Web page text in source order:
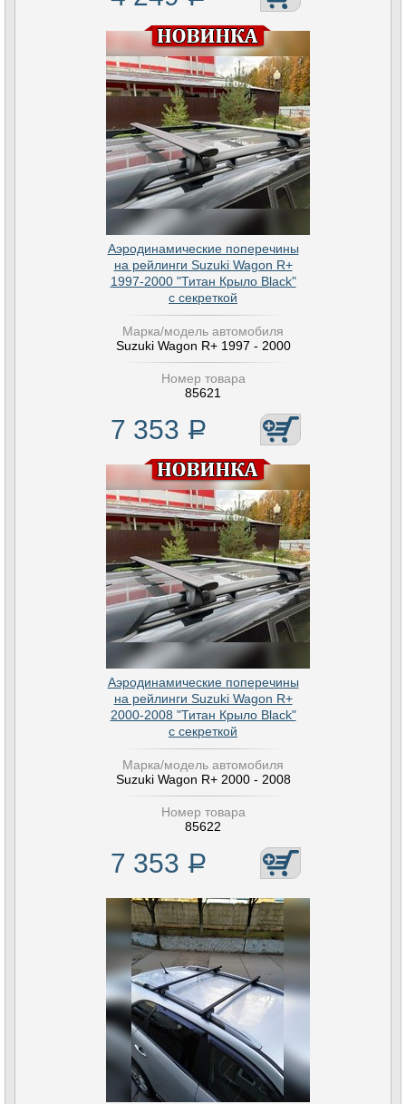
Аэродинамические поперечины
на рейлинги Suzuki Wagon R+
1997-2000 "Титан Крыло Black"
с секреткой
Марка/модель автомобиля
Suzuki Wagon R+ 1997 - 2000
Номер товара
85621
7 353 Р
Аэродинамические поперечины
на рейлинги Suzuki Wagon R+
2000-2008 "Титан Крыло Black"
с секреткой
Марка/модель автомобиля
Suzuki Wagon R+ 2000 - 2008
Номер товара
85622
7 353 Р